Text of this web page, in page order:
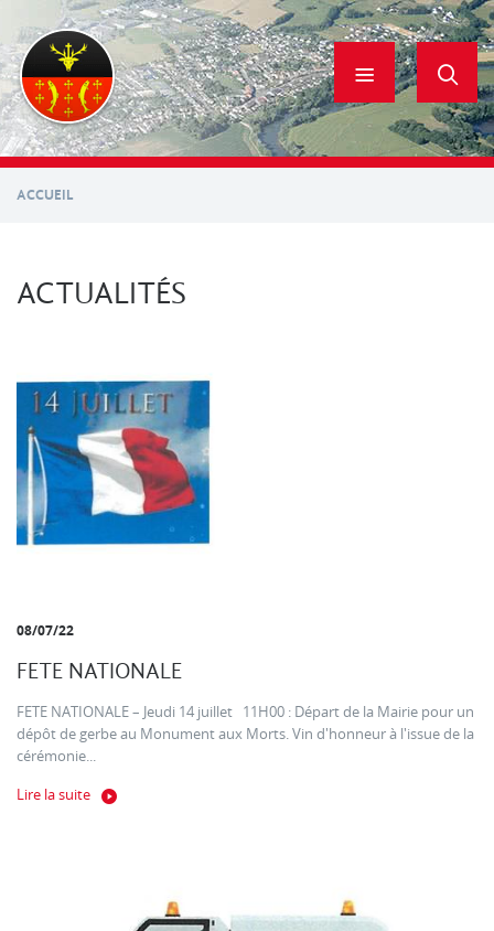
contenu
principal
ACCUEIL
ACTUALITÉS
08/07/22
FETE NATIONALE
FETE NATIONALE – Jeudi 14 juillet 11H00 : Départ de la Mairie pour un
dépôt de gerbe au Monument aux Morts. Vin d'honneur à l'issue de la
cérémonie...
Lire la suite